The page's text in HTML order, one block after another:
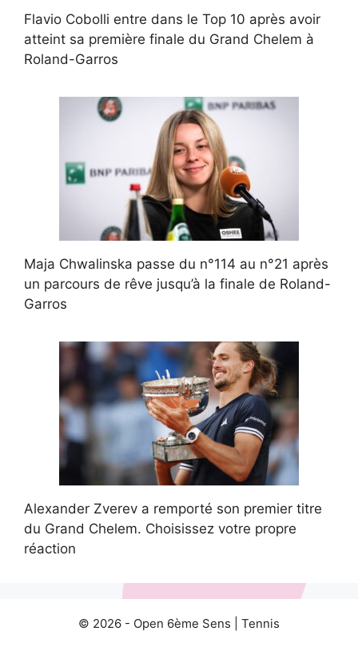
Flavio Cobolli entre dans le Top 10 après avoir
atteint sa première finale du Grand Chelem à
Roland-Garros
Maja Chwalinska passe du n°114 au n°21 après
un parcours de rêve jusqu’à la finale de Roland-
Garros
Alexander Zverev a remporté son premier titre
du Grand Chelem. Choisissez votre propre
réaction
© 2026 - Open 6ème Sens Tennis